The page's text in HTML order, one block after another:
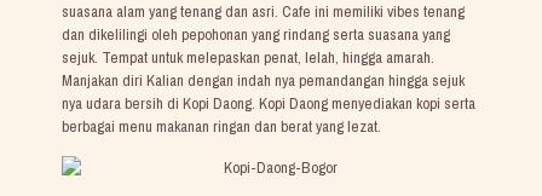
suasana alam yang tenang dan asri. Cafe ini memiliki vibes tenang
dan dikelilingi oleh pepohonan yang rindang serta suasana yang
sejuk. Tempat untuk melepaskan penat, lelah, hingga amarah.
Manjakan diri Kalian dengan indah nya pemandangan hingga sejuk
nya udara bersih di Kopi Daong. Kopi Daong menyediakan kopi serta
berbagai menu makanan ringan dan berat yang lezat.